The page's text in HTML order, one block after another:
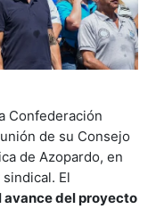
Confederación
de su Consejo
de Azopardo, en
El
avance del proyecto